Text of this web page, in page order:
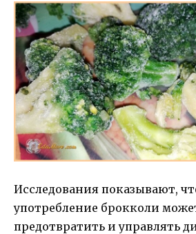
Исследования показывают,
употребление брокколи
предотвратить и управлять